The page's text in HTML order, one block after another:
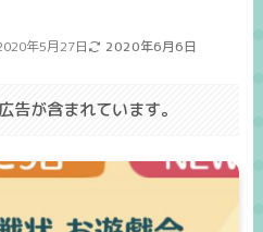
年5月27日 2020年6月6日
告が含まれています。